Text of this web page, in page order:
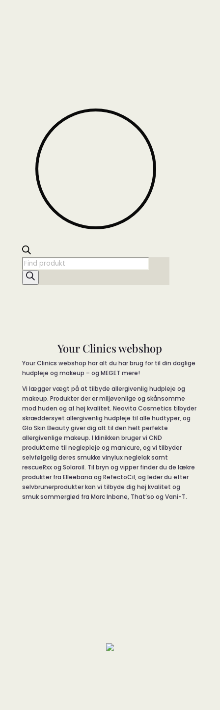
Products
search
Your Clinics webshop
Your Clinics webshop har alt du har brug for til din daglige
hudpleje og makeup – og MEGET mere!
Vi lægger vægt på at tilbyde allergivenlig hudpleje og
makeup. Produkter der er miljøvenlige og skånsomme
mod huden og af høj kvalitet. Neovita Cosmetics tilbyder
skræddersyet allergivenlig hudpleje til alle hudtyper, og
Glo Skin Beauty giver dig alt til den helt perfekte
allergivenlige makeup. I klinikken bruger vi CND
produkterne til neglepleje og manicure, og vi tilbyder
selvfølgelig deres smukke vinylux neglelak samt
rescueRxx og Solaroil. Til bryn og vipper finder du de lækre
produkter fra Elleebana og RefectoCil, og leder du efter
selvbrunerprodukter kan vi tilbyde dig høj kvalitet og
smuk sommerglød fra Marc Inbane, That’so og Vani-T.
KROP/SPA